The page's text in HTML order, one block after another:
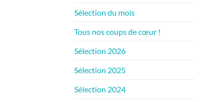
Sélection du mois
Tous nos coups de cœur !
Sélection 2026
Sélection 2025
Sélection 2024